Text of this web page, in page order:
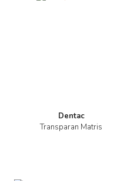
Dentac
Transparan Matris